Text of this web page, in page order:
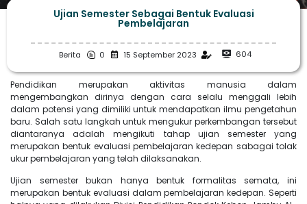
Ujian Semester Sebagai Bentuk Evaluasi
Pembelajaran
Berita 0 15 September 2023 604
Pendidikan merupakan aktivitas manusia dalam
mengembangkan dirinya dengan cara selalu menggali lebih
dalam potensi yang dimiliki untuk mendapatkan ilmu pengetahun
baru. Salah satu langkah untuk mengukur perkembangan tersebut
diantaranya adalah mengikuti tahap ujian semester yang
merupakan bentuk evaluasi pembelajaran kedepan sabagai tolak
ukur pembelajaran yang telah dilaksanakan.
Ujian semester bukan hanya bentuk formalitas semata, ini
merupakan bentuk evaluasi dalam pembelajaran kedepan. Seperti